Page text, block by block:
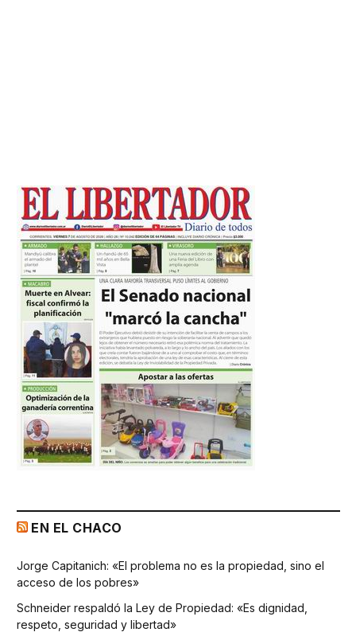
EN EL CHACO
Jorge Capitanich: «El problema no es la propiedad, sino el
acceso de los pobres»
Schneider respaldó la Ley de Propiedad: «Es dignidad,
respeto, seguridad y libertad»